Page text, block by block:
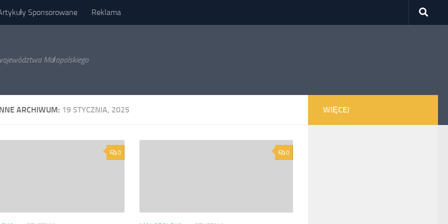
Sponsorowane Reklama
Małopolskiego
ARCHIWUM: 19 STYCZNIA, 2025
0 0
WIĘCEJ